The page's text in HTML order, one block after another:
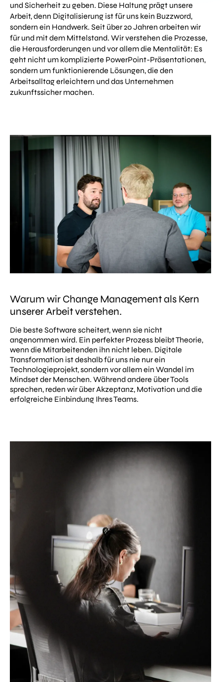
und Sicherheit zu geben. Diese Haltung prägt unsere
Arbeit, denn Digitalisierung ist für uns kein Buzzword,
sondern ein Handwerk. Seit über 20 Jahren arbeiten wir
für und mit dem Mittelstand. Wir verstehen die Prozesse,
die Herausforderungen und vor allem die Mentalität: Es
geht nicht um komplizierte PowerPoint-Präsentationen,
sondern um funktionierende Lösungen, die den
Arbeitsalltag erleichtern und das Unternehmen
zukunftssicher machen.
Warum wir Change Management als Kern
unserer Arbeit verstehen.
Die beste Software scheitert, wenn sie nicht
angenommen wird. Ein perfekter Prozess bleibt Theorie,
wenn die Mitarbeitenden ihn nicht leben. Digitale
Transformation ist deshalb für uns nie nur ein
Technologieprojekt, sondern vor allem ein Wandel im
Mindset der Menschen. Während andere über Tools
sprechen, reden wir über Akzeptanz, Motivation und die
erfolgreiche Einbindung Ihres Teams.